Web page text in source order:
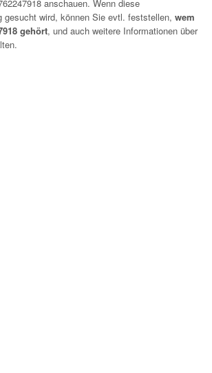
anschauen. Wenn diese
gesucht wird, können Sie evtl. feststellen, wem
gehört, und auch weitere Informationen über